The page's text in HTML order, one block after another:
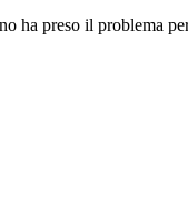
ha preso il problema